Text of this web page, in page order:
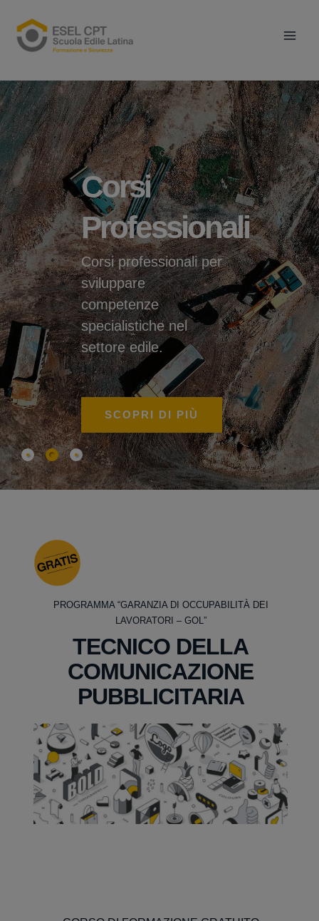
contenuto
Corsi
Professionali
Corsi professionali per
sviluppare
competenze
specialistiche nel
settore edile.
SCOPRI DI PIÙ
PROGRAMMA “GARANZIA DI OCCUPABILITÀ DEI
LAVORATORI – GOL”
TECNICO DELLA
COMUNICAZIONE
PUBBLICITARIA